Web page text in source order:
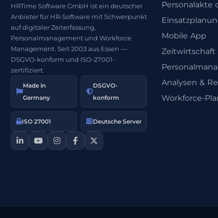
HRTime Software GmbH ist ein deutscher
Anbieter für HR-Software mit Schwerpunkt
auf digitaler Zeiterfassung,
Personalmanagement und Workforce
Management. Seit 2003 aus Essen —
DSGVO-konform und ISO-27001-
zertifiziert.
Made in
Germany
DSGVO-
konform
ISO 27001 Deutsche Server
Personalakte
Mobile App
Zeitwirtschaft
Analysen &
Workforce-